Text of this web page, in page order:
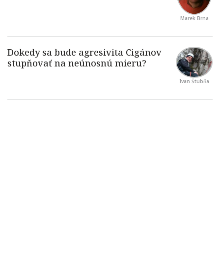
Marek Brna
Ivan Štubňa